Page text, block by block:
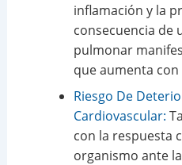
inflamación y la
consecuencia de
pulmonar
que aumenta
Riesgo De
Cardiovascular:
con la respuesta
organismo ante